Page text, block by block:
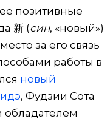
позитивные
新 (син, «новый»)
за его связь
работы в
новый
, Фудзии Сота